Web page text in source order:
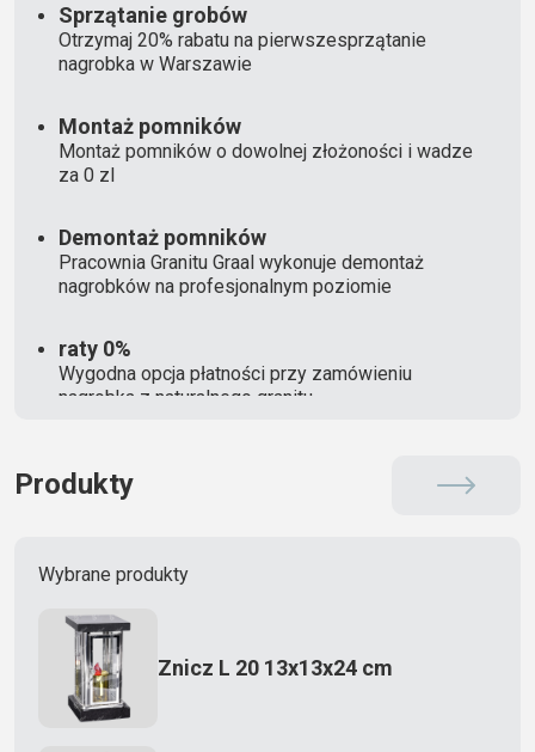
Sprzątanie grobów
Otrzymaj 20% rabatu na pierwszesprzątanie
nagrobka w Warszawie
Montaż pomników
Montaż pomników o dowolnej złożoności i wadze
za 0 zl
Demontaż pomników
Pracownia Granitu Graal wykonuje demontaż
nagrobków na profesjonalnym poziomie
raty 0%
Wygodna opcja płatności przy zamówieniu
nagrobka z naturalnego granitu
Produkty
Wybrane produkty
Znicz L 20 13x13x24 cm